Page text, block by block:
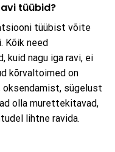
tüübid?
tüübist võite
Kõik need
kuid nagu iga ravi, ei
kõrvaltoimed on
oksendamist, sügelust
olla murettekitavad,
lihtne ravida.